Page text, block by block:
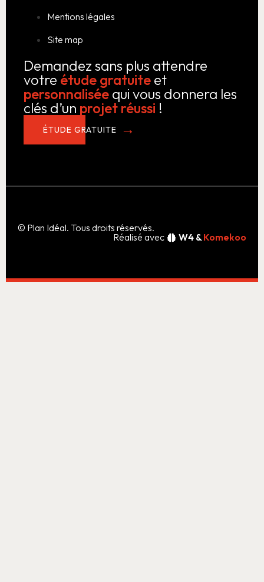
Mentions légales
Site map
Demandez sans plus attendre
votre étude gratuite et
personnalisée qui vous donnera les
clés d’un projet réussi !
ÉTUDE GRATUITE
© Plan Idéal. Tous droits réservés.
Réalisé avec
W4 & Komekoo